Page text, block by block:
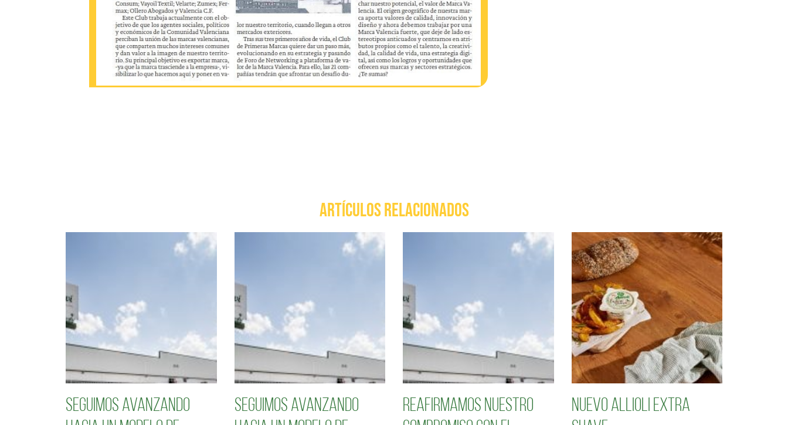
ARTÍCULOS RELACIONADOS
Seguimos avanzando
Seguimos avanzando
Reafirmamos nuestro
Nuevo Allioli Extra